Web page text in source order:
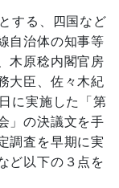
する、四国など
自治体の知事等
木原稔内閣官房
大臣、佐々木紀
に実施した「第
」の決議文を手
調査を早期に実
ど以下の３点を